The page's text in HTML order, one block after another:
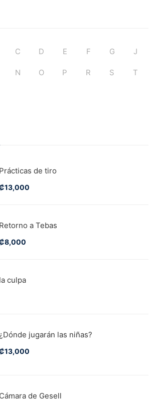
C D E F G J
N O P R S T
Prácticas de tiro
13,000
Retorno a Tebas
8,000
la culpa
jugarán las niñas?
13,000
Cámara de Gesell